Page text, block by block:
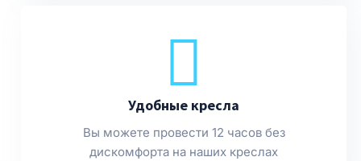
Удобные кресла
Вы можете провести 12 часов без
дискомфорта на наших креслах